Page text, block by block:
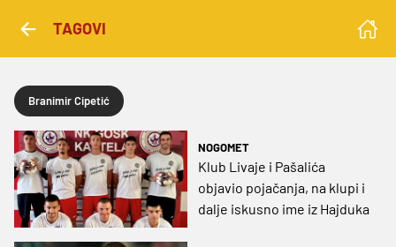
TAGOVI
Branimir Cipetić
NOGOMET
Klub Livaje i Pašalića
objavio pojačanja, na klupi i
dalje iskusno ime iz Hajduka